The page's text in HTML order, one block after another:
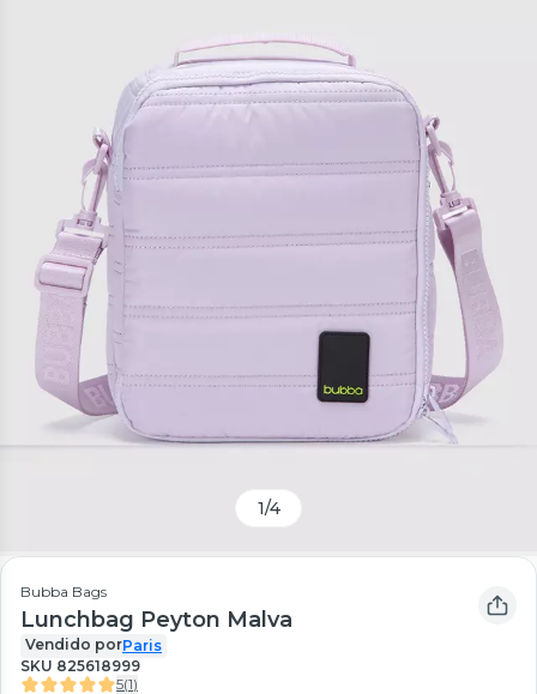
1/4
Bubba Bags
Lunchbag Peyton Malva
Vendido porParis
SKU 825618999
5(1)